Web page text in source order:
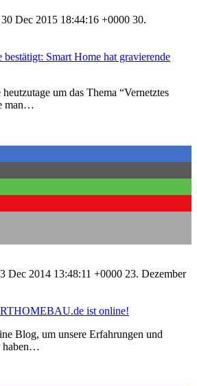
Dec 2015 18:44:16 +0000 30.
bestätigt: Smart Home hat gravierende
um das Thema “Vernetztes
man…
Dec 2014 13:48:11 +0000 23. Dezember
ist online!
Blog, um unsere Erfahrungen und
haben…